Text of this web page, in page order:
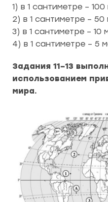
1) в 1 сантиметре –
2) в 1 сантиметре – 50
3) в 1 сантиметре – 10
4) в 1 сантиметре – 5
Задания 11–13
использованием
мира.